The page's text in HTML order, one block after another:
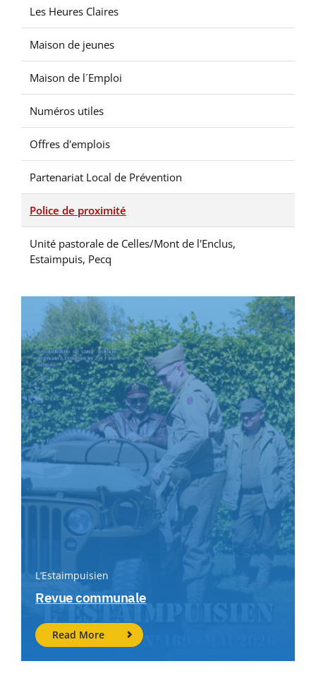
Les Heures Claires
Maison de jeunes
Maison de l´Emploi
Numéros utiles
Offres d'emplois
Partenariat Local de Prévention
Police de proximité
Unité pastorale de Celles/Mont de l'Enclus,
Estaimpuis, Pecq
L’Estaimpuisien
Revue communale
Read More